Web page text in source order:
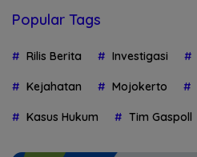
Popular Tags
Rilis Berita Investigasi
Kejahatan Mojokerto
Kasus Hukum Tim Gaspoll